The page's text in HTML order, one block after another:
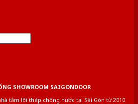
SHOWROOM SAIGONDOOR
tắm lõi thép chống nước tại Sài Gòn từ 2010